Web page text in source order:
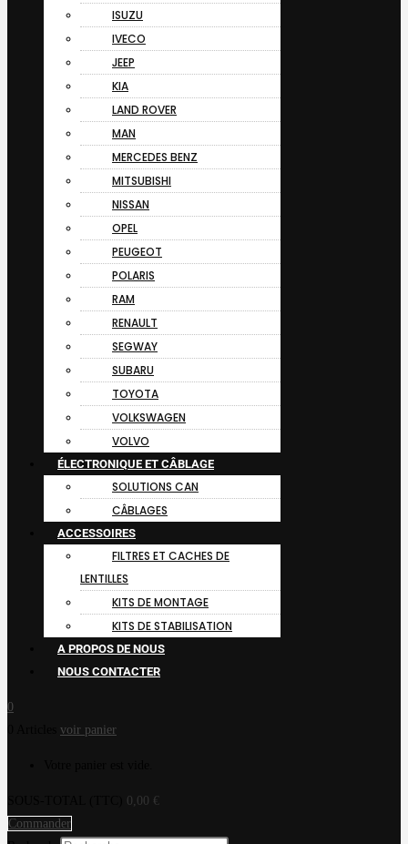
ISUZU
IVECO
JEEP
KIA
LAND ROVER
MAN
MERCEDES BENZ
MITSUBISHI
NISSAN
OPEL
PEUGEOT
POLARIS
RAM
RENAULT
SEGWAY
SUBARU
TOYOTA
VOLKSWAGEN
VOLVO
ÉLECTRONIQUE ET CÂBLAGE
SOLUTIONS CAN
CÂBLAGES
ACCESSOIRES
FILTRES ET CACHES DE
LENTILLES
KITS DE MONTAGE
KITS DE STABILISATION
A PROPOS DE NOUS
NOUS CONTACTER
0
voir panier
0,00 €
Commander